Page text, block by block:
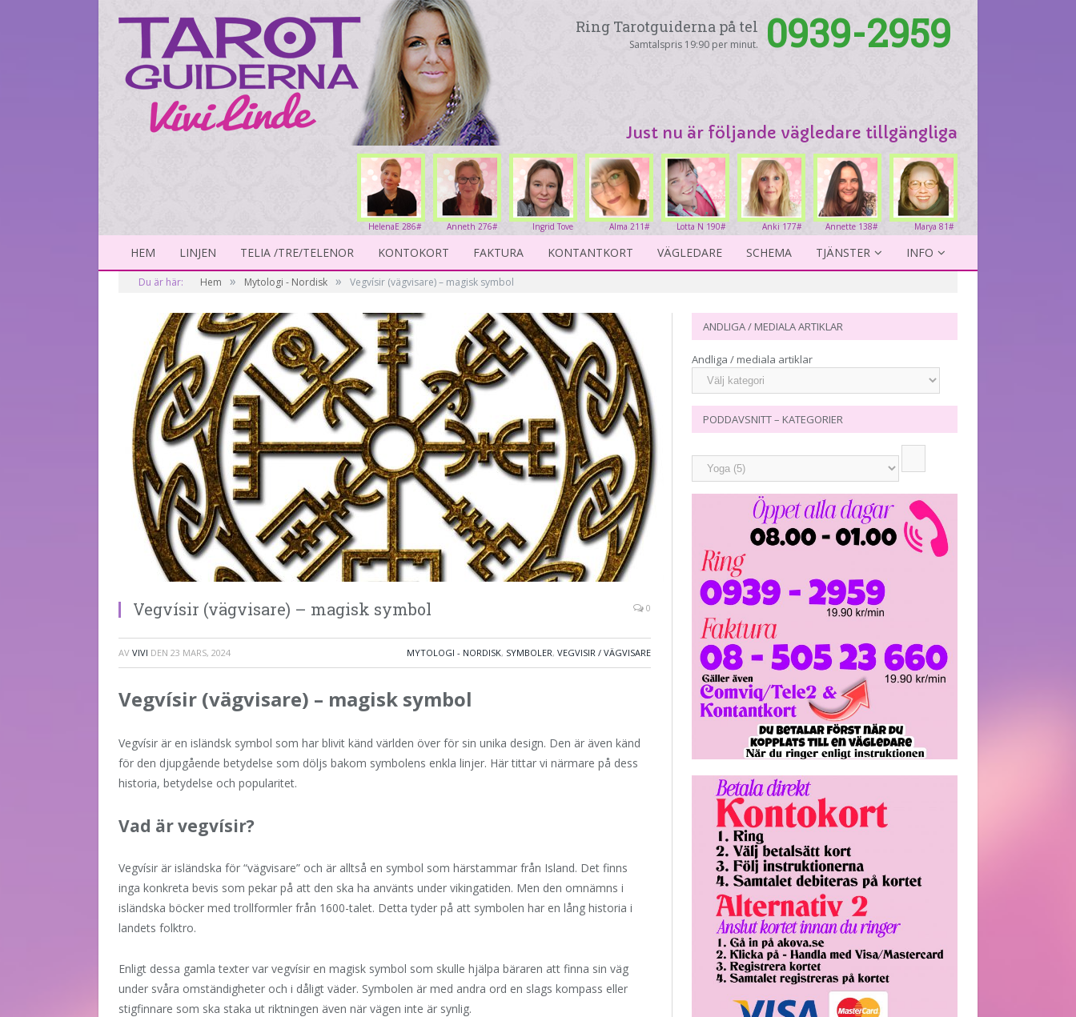
Ring Tarotguiderna på tel
Samtalspris 19:90 per minut. 0939-2959
Just nu är följande vägledare tillgängliga
Marya 81#
Annette 138#
Anki 177#
Lotta N 190#
Alma 211#
Ingrid Tove
234#
Anneth 276#
HelenaE 286#
HEM LINJEN TELIA /TRE/TELENOR KONTOKORT FAKTURA KONTANTKORT VÄGLEDARE SCHEMA TJÄNSTER INFO
Du är här: Hem » Mytologi - Nordisk » Vegvísir (vägvisare) – magisk symbol
Vegvísir (vägvisare) – magisk symbol 0
AV VIVI DEN 23 MARS, 2024 MYTOLOGI - NORDISK, SYMBOLER,VEGVISIR / VÄGVISARE
Vegvísir (vägvisare) – magisk symbol
Vegvísir är en isländsk symbol som har blivit känd världen över för sin unika design. Den är även känd
för den djupgående betydelse som döljs bakom symbolens enkla linjer. Här tittar vi närmare på dess
historia, betydelse och popularitet.
Vad är vegvísir?
Vegvísir är isländska för “vägvisare” och är alltså en symbol som härstammar från Island. Det finns
inga konkreta bevis som pekar på att den ska ha använts under vikingatiden. Men den omnämns i
isländska böcker med trollformler från 1600-talet. Detta tyder på att symbolen har en lång historia i
landets folktro.
Enligt dessa gamla texter var vegvísir en magisk symbol som skulle hjälpa bäraren att finna sin väg
under svåra omständigheter och i dåligt väder. Symbolen är med andra ord en slags kompass eller
stigfinnare som ska staka ut riktningen även när vägen inte är synlig.
ANDLIGA / MEDIALA ARTIKLAR
Andliga / mediala artiklar
PODDAVSNITT – KATEGORIER